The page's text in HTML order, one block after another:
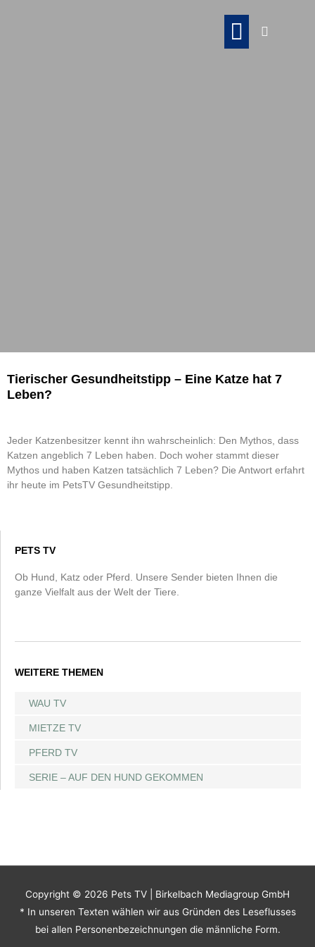
Tierischer Gesundheitstipp – Eine Katze hat 7
Leben?
Jeder Katzenbesitzer kennt ihn wahrscheinlich: Den Mythos, dass
Katzen angeblich 7 Leben haben. Doch woher stammt dieser
Mythos und haben Katzen tatsächlich 7 Leben? Die Antwort erfahrt
ihr heute im PetsTV Gesundheitstipp.
PETS TV
Ob Hund, Katz oder Pferd. Unsere Sender bieten Ihnen die
ganze Vielfalt aus der Welt der Tiere.
WEITERE THEMEN
WAU TV
MIETZE TV
PFERD TV
SERIE – AUF DEN HUND GEKOMMEN
Copyright © 2026 Pets TV | Birkelbach Mediagroup GmbH
* In unseren Texten wählen wir aus Gründen des Leseflusses
bei allen Personenbezeichnungen die männliche Form.